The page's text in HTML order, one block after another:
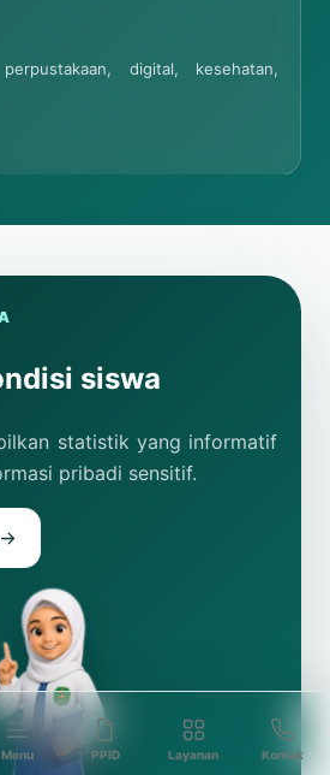
digital, kesehatan,
siswa
statistik yang informatif
pribadi sensitif.
Menu PPID Layanan Kontak